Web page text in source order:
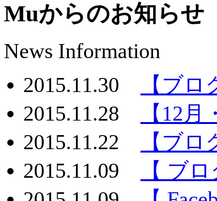
Muからのお知らせ
News Information
2015.11.30
【ブ
2015.11.28
【12
2015.11.22
【ブ
2015.11.09
【 ブ